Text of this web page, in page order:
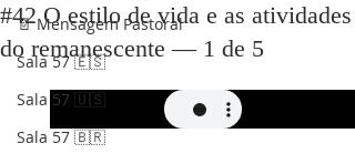
📄 Mensagem Pastoral
Sala 57 🇪🇸
Sala 57 🇺🇸
Sala 57 🇧🇷
#42 O estilo de vida e as atividades
do remanescente — 1 de 5